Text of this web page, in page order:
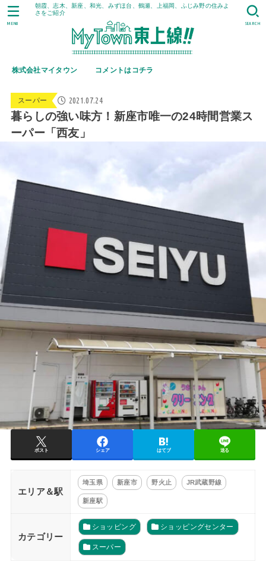
朝霞、志木、新座、和光、みずほ台、鶴瀬、上福岡、ふじみ野の住みよ
さをご紹介
株式会社マイタウン コメントはコチラ
SEARCH
MENU
スーパー 2021.07.24
暮らしの強い味方！新座市唯一の24時間営業ス
ーパー「西友」
ポスト シェア はてブ 送る
エリア＆駅
埼玉県 新座市 野火止 JR武蔵野線
新座駅
カテゴリー
ショッピング ショッピングセンター
スーパー